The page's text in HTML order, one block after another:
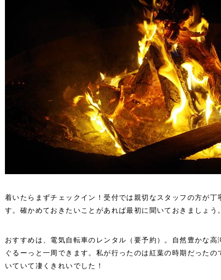
着いたらまずチェックイン！受付では親切なスタッフの方が
す。確かめておきたいことがあれば最初に聞いておきましょう
おすすめは、電気自転車のレンタル（要予約）。
自然豊かな高
ぐるーっと一周できます。私が行ったのは紅葉の時期だった
いていて凄くきれいでした！